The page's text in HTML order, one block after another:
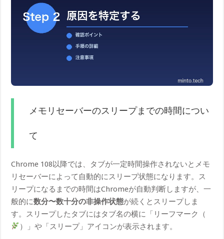
メモリセーバーのスリープまでの時間につい
て
Chrome 108以降では、タブが一定時間操作されないとメモ
リセーバーによって自動的にスリープ状態になります。ス
リープになるまでの時間はChromeが自動判断しますが、一
般的に数分〜数十分の非操作状態が続くとスリープしま
す。スリープしたタブにはタブ名の横に「リーフマーク（
）」や「スリープ」アイコンが表示されます。